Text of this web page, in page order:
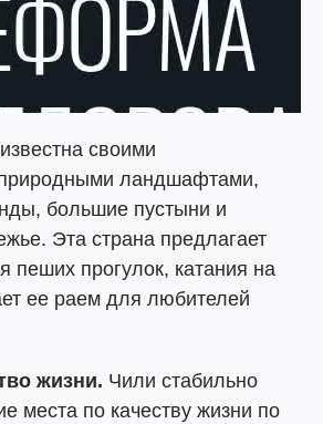
своими
ландшафтами,
большие пустыни и
Эта страна предлагает
пеших прогулок, катания на
ее раем для любителей
жизни. Чили стабильно
места по качеству жизни по